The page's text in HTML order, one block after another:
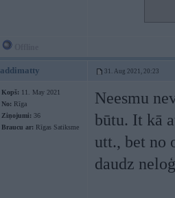
addimatty 31. Aug 2021, 20:23
Kopš: 11. May 2021
No: Rīga
Ziņojumi: 36
Braucu ar: Rīgas Satiksme
Neesmu
būtu. It kā
utt., bet no
daudz